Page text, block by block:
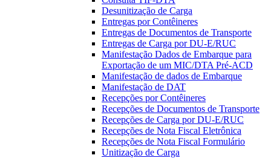
Desunitização de Carga
Entregas por Contêineres
Entregas de Documentos de Transporte
Entregas de Carga por DU-E/RUC
Manifestação Dados de Embarque para
Exportação de um MIC/DTA Pré-ACD
Manifestação de dados de Embarque
Manifestação de DAT
Recepções por Contêineres
Recepções de Documentos de Transporte
Recepções de Carga por DU-E/RUC
Recepções de Nota Fiscal Eletrônica
Recepções de Nota Fiscal Formulário
Unitização de Carga